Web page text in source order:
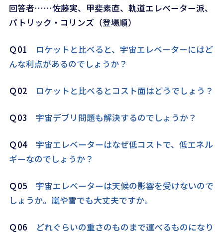
回答者……佐藤実、甲斐素直、軌道エレベーター派、
パトリック・コリンズ（登場順）
Ｑ01 ロケットと比べると、宇宙エレベーターにはど
んな利点があるのでしょうか？
Ｑ02 ロケットと比べるとコスト面はどうでしょう？
Ｑ03 宇宙デブリ問題も解決するのでしょうか？
Ｑ04 宇宙エレベーターはなぜ低コストで、低エネル
ギーなのでしょうか？
Ｑ05 宇宙エレベーターは天候の影響を受けないので
しょうか。嵐や雷でも大丈夫ですか。
Ｑ06
どれぐらいの重さのものまで運べるものになり